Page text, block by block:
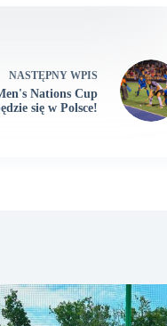
NASTĘPNY WPIS
Nations Cup
się w Polsce!